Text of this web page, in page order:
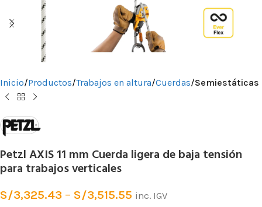
Inicio Productos Trabajos en altura Cuerdas Semiestáticas
Petzl AXIS 11 mm Cuerda ligera de baja tensión
para trabajos verticales
S/3,325.43 – S/3,515.55 inc. IGV